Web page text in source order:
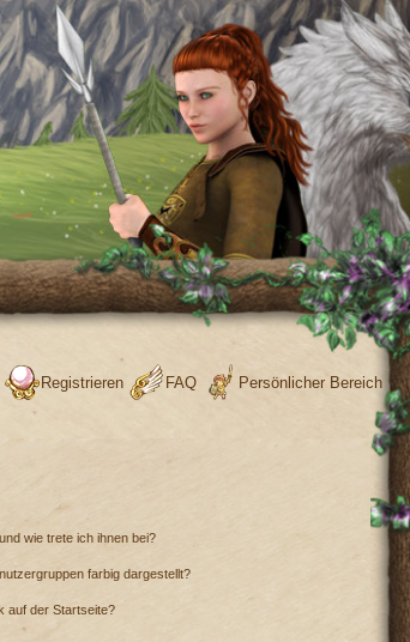
Persönlicher Bereich
FAQ
Registrieren
wie trete ich ihnen bei?
farbig dargestellt?
auf der Startseite?